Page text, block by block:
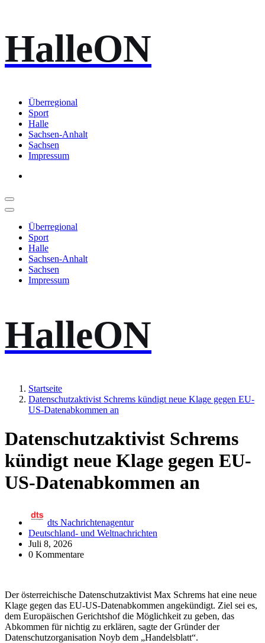
Inhalt
springen
HalleON
Überregional
Sport
Halle
Sachsen-Anhalt
Sachsen
Impressum
Überregional
Sport
Halle
Sachsen-Anhalt
Sachsen
Impressum
HalleON
Startseite
Datenschutzaktivist Schrems kündigt neue Klage gegen EU-
US-Datenabkommen an
Datenschutzaktivist Schrems
kündigt neue Klage gegen EU-
US-Datenabkommen an
dts Nachrichtenagentur
Deutschland- und Weltnachrichten
Juli 8, 2026
0 Kommentare
Der österreichische Datenschutzaktivist Max Schrems hat eine neue
Klage gegen das EU-US-Datenabkommen angekündigt. Ziel sei es,
dem Europäischen Gerichtshof die Möglichkeit zu geben, das
Abkommen für nichtig zu erklären, sagte der Gründer der
Datenschutzorganisation Noyb dem „Handelsblatt“.